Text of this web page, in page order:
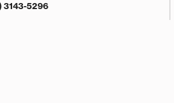
3143-5296